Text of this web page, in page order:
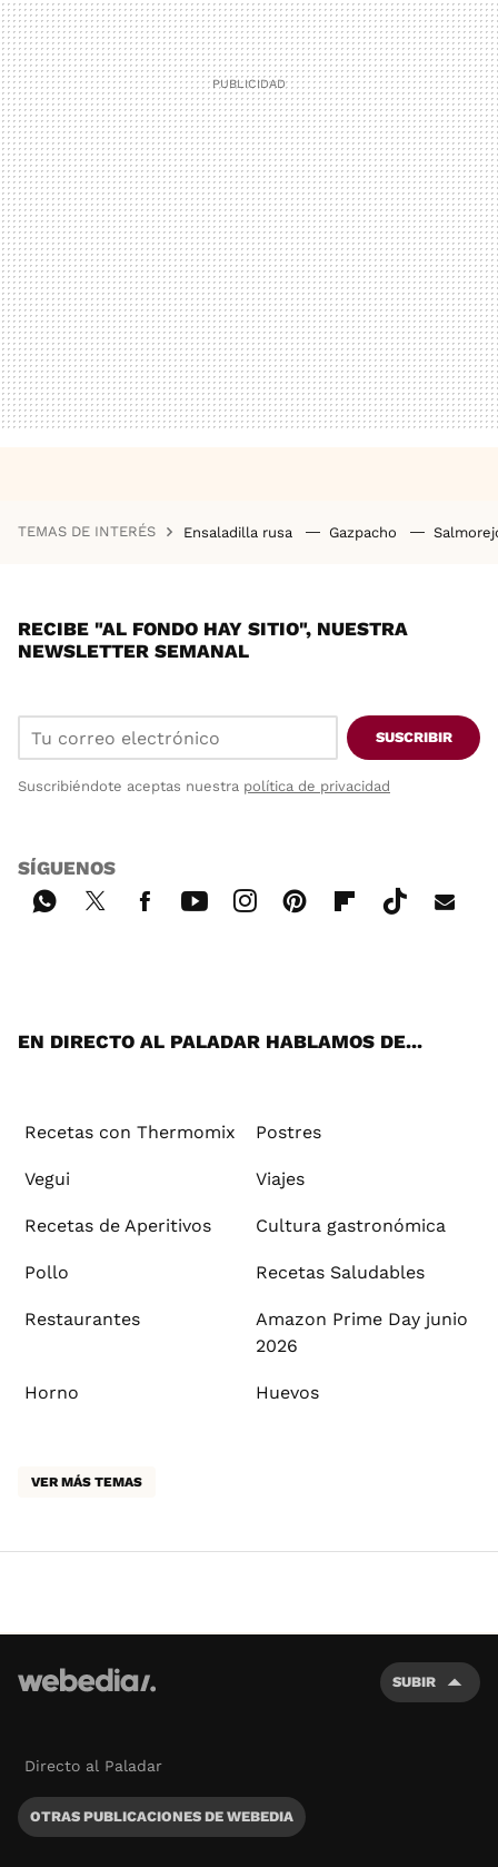
TEMAS DE INTERÉS Ensaladilla rusa Gazpacho
RECIBE "AL FONDO HAY SITIO", NUESTRA
NEWSLETTER SEMANAL
SUSCRIBIR
Suscribiéndote aceptas nuestra política de privacidad
SÍGUENOS
EN DIRECTO AL PALADAR HABLAMOS DE...
Recetas con Thermomix Postres
Vegui Viajes
Recetas de Aperitivos Cultura gastronómica
Pollo Recetas Saludables
Restaurantes
Amazon Prime Day junio
2026
Horno Huevos
VER MÁS TEMAS
SUBIR
Directo al Paladar
OTRAS PUBLICACIONES DE WEBEDIA